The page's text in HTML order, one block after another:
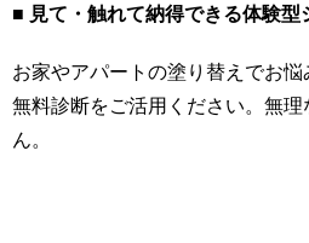
■ 見て・触れて納得できる体験型
お家やアパートの塗り替えでお
無料診断をご活用ください。無
ん。